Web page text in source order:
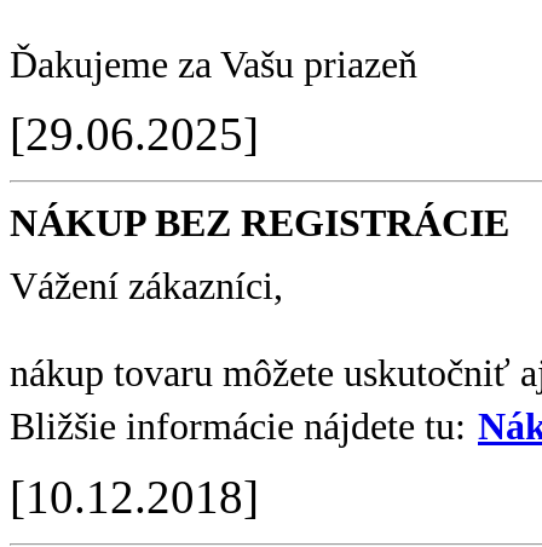
Ďakujeme za Vašu priazeň
[29.06.2025]
NÁKUP BEZ REGISTRÁCIE
Vážení zákazníci,
nákup tovaru môžete uskutočniť
Bližšie informácie nájdete tu:
[10.12.2018]